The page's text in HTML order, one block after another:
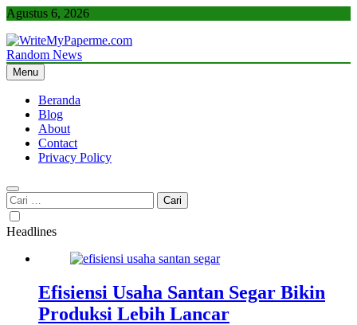
Skip
content
Agustus 6, 2026
WriteMyPaperme.com
Bisnis, Kuliner, Teknologi
Random News
Menu
Beranda
Blog
About
Contact
Privacy Policy
Cari
untuk:
Headlines
Efisiensi Usaha Santan Segar Bikin
Produksi Lebih Lancar